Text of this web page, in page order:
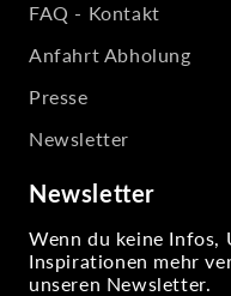
FAQ - Kontakt
Anfahrt Abholung
Presse
Newsletter
Newsletter
Wenn du keine Infos,
Inspirationen mehr
unseren Newsletter.